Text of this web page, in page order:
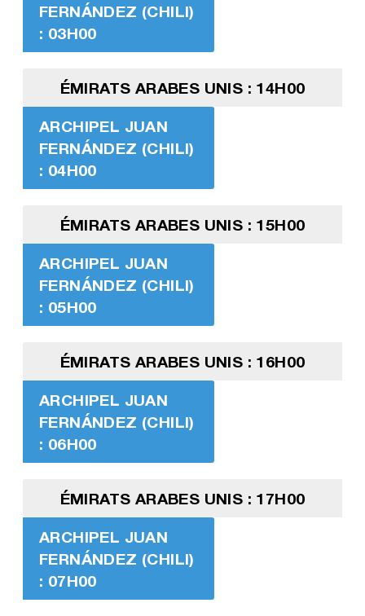
FERNÁNDEZ (CHILI)
: 03H00
ÉMIRATS ARABES UNIS : 14H00
ARCHIPEL JUAN
FERNÁNDEZ (CHILI)
: 04H00
ÉMIRATS ARABES UNIS : 15H00
ARCHIPEL JUAN
FERNÁNDEZ (CHILI)
: 05H00
ÉMIRATS ARABES UNIS : 16H00
ARCHIPEL JUAN
FERNÁNDEZ (CHILI)
: 06H00
ÉMIRATS ARABES UNIS : 17H00
ARCHIPEL JUAN
FERNÁNDEZ (CHILI)
: 07H00